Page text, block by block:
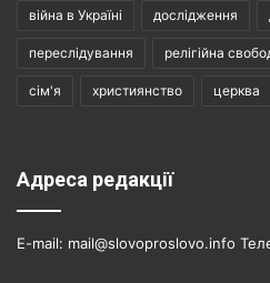
війна в Україні дослідження
переслідування релігійна
сім'я християнство церква
Адреса редакції
E-mail: mail@slovoproslovo.info